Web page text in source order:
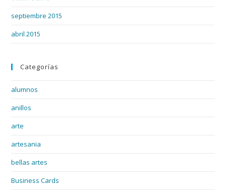
septiembre 2015
abril 2015
Categorías
alumnos
anillos
arte
artesania
bellas artes
Business Cards